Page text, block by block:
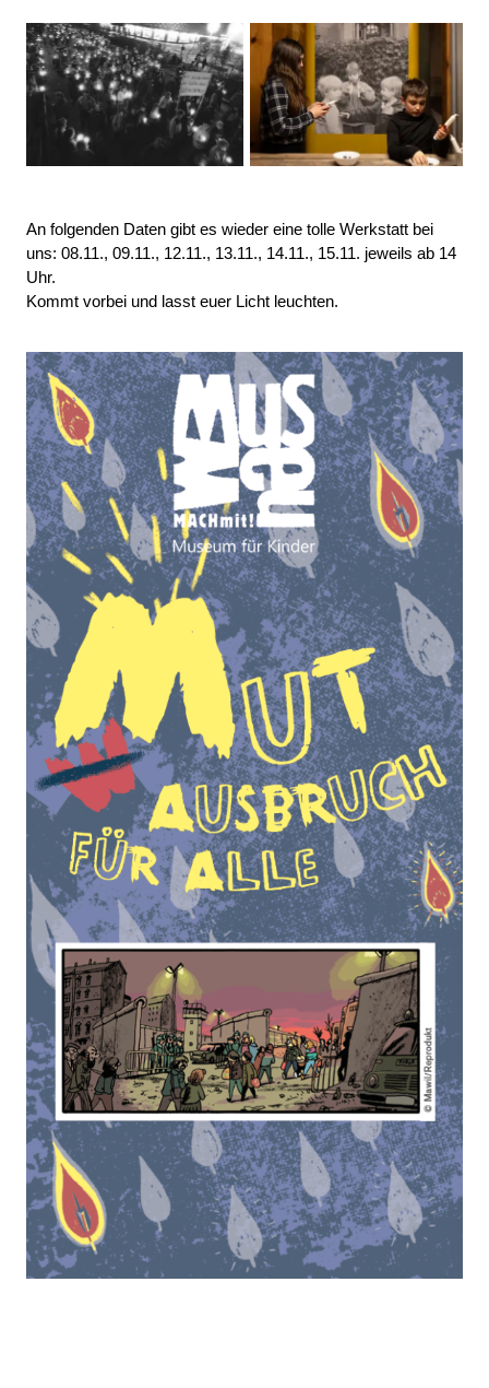
An folgenden Daten gibt es wieder eine tolle Werkstatt bei
uns: 08.11., 09.11., 12.11., 13.11., 14.11., 15.11. jeweils ab 14
Uhr.
Kommt vorbei und lasst euer Licht leuchten.